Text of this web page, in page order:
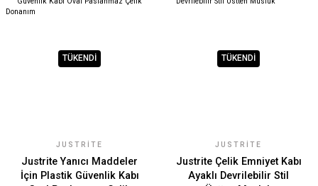
TÜKENDİ
JUSTRITE
Justrite Yanıcı Maddeler
İçin Plastik Güvenlik Kabı
TÜKENDİ
JUSTRITE
Justrite Çelik Emniyet Kabı
Ayaklı Devrilebilir Stil